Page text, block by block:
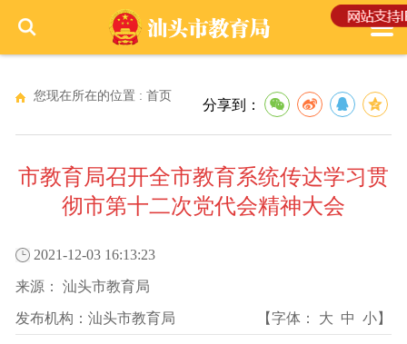
您现在所在的位置 : 首页
分享到：
市教育局召开全市教育系统传达学习贯
彻市第十二次党代会精神大会
2021-12-03 16:13:23
来源： 汕头市教育局
发布机构： 汕头市教育局 【字体： 大 中 小】